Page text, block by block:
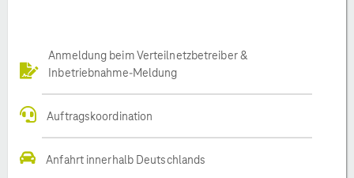
Anmeldung beim Verteilnetzbetreiber &
Inbetriebnahme-Meldung
Auftragskoordination
Anfahrt innerhalb Deutschlands